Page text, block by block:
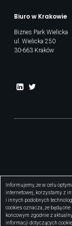
Informujemy, że w celu
internetowej, korzystamy z
i innych podobnych
cookies oznacza, że będą
końcowym zgodnie z
informacji dotyczących
Biuro w Krakowie
Biznes Park Wielicka
ul. Wielicka 250
30-663 Kraków